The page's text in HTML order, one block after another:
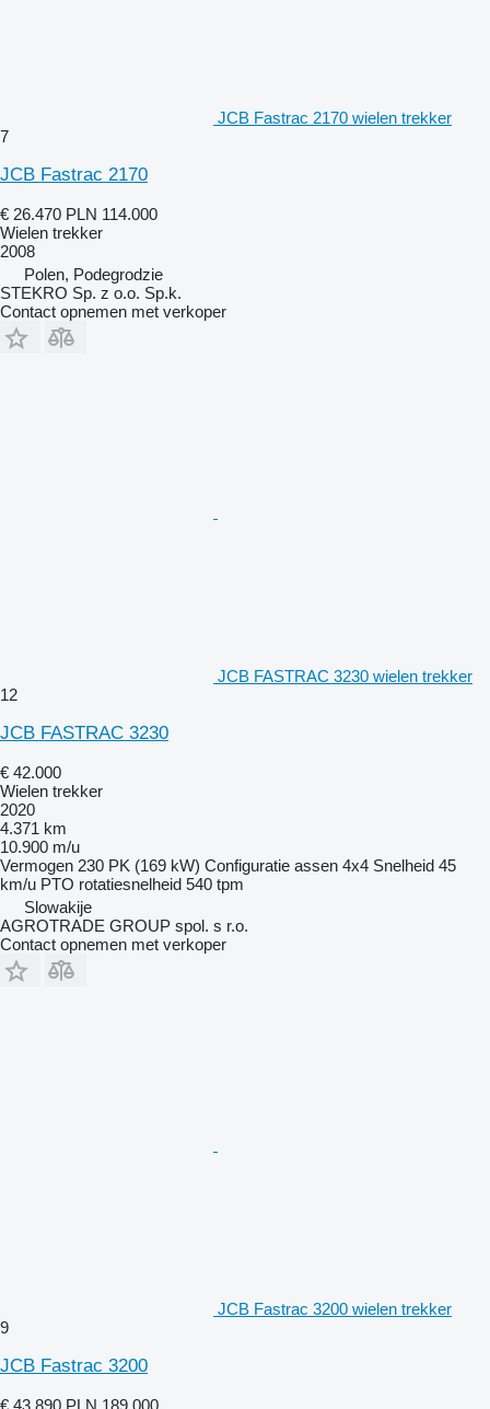
JCB Fastrac 2170 wielen trekker
7
JCB Fastrac 2170
€ 26.470 PLN 114.000
Wielen trekker
2008
Polen, Podegrodzie
STEKRO Sp. z o.o. Sp.k.
Contact opnemen met verkoper
JCB FASTRAC 3230 wielen trekker
12
JCB FASTRAC 3230
€ 42.000
Wielen trekker
2020
4.371 km
10.900 m/u
Vermogen 230 PK (169 kW) Configuratie assen 4x4 Snelheid 45
km/u PTO rotatiesnelheid 540 tpm
Slowakije
AGROTRADE GROUP spol. s r.o.
Contact opnemen met verkoper
JCB Fastrac 3200 wielen trekker
9
JCB Fastrac 3200
€ 43.890 PLN 189.000